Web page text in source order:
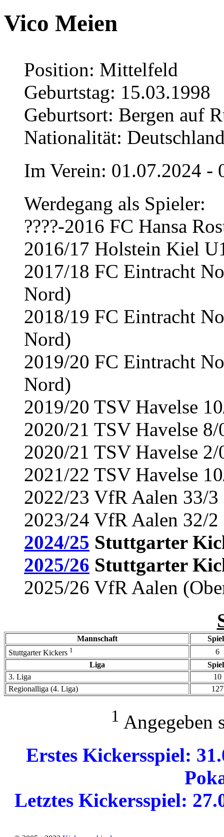
Vico Meien
Position: Mittelfeld
Geburtstag: 15.03.1998
Geburtsort: Bergen auf
Nationalität:
Im Verein: 01.07.2024 -
Werdegang als Spieler:
????-2016 FC Hansa
2016/17 Holstein Kiel
2017/18 FC Eintracht
Nord)
2018/19 FC Eintracht
Nord)
2019/20 FC Eintracht
Nord)
2019/20 TSV Havelse
2020/21 TSV Havelse
2020/21 TSV Havelse
2021/22 TSV Havelse
2022/23 VfR Aalen 33/
2023/24 VfR Aalen 32/
2024/25 Stuttgarter
2025/26 Stuttgarter
2025/26 VfR Aalen
Mannschaft
Stuttgarter Kickers 1
6
Liga
3. Liga
10
Regionalliga (4. Liga)
127
1 Angegeben
Erstes Kickersspiel:
Letztes Kickersspiel: